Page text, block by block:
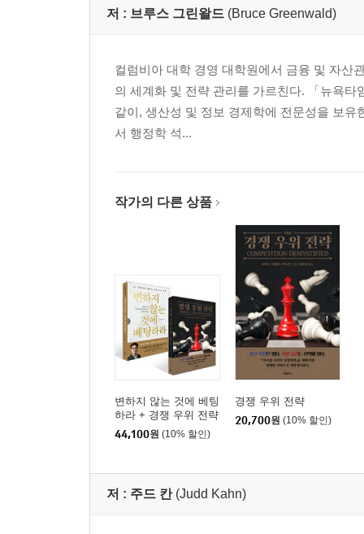
저 : 브루스 그린왈드 (Bruce Greenwald)
컬럼비아 대학 경영 대학원에서 금융 및 자산
의 세계화 및 전략 관리를 가르친다. 「뉴욕타
같이, 생산성 및 정보 경제학에 전문성을 보
서 행정학 석...
작가의 다른 상품
변하지 않는 것에 베팅
하라 + 경쟁 우위 전략
세트
44,100원 (10% 할인)
경쟁 우위 전략
20,700원 (10% 할인)
저 : 주드 칸 (Judd Kahn)